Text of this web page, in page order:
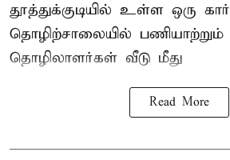
தூத்துக்குடியில் உள்ள ஒரு கார்
தொழிற்சாலையில் பணியாற்றும்
தொழிலாளர்கள் வீடு மீது
Read More